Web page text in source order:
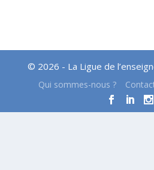
© 2026 - La Ligue de
Qui sommes-nous ?